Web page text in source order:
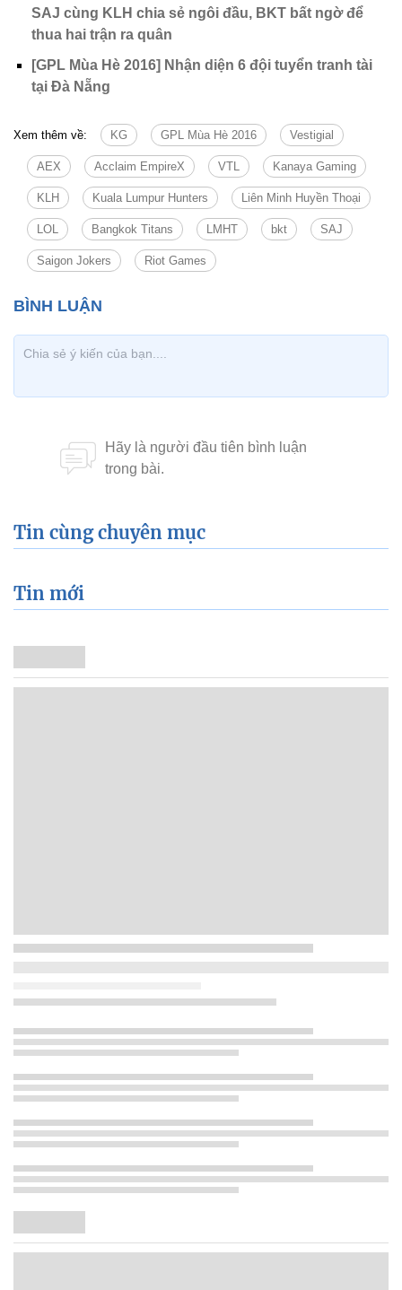
SAJ cùng KLH chia sẻ ngôi đầu, BKT bất ngờ để
thua hai trận ra quân
[GPL Mùa Hè 2016] Nhận diện 6 đội tuyển tranh tài
tại Đà Nẵng
Xem thêm về: KG GPL Mùa Hè 2016 Vestigial
AEX Acclaim EmpireX VTL Kanaya Gaming
KLH Kuala Lumpur Hunters Liên Minh Huyền Thoại
LOL Bangkok Titans LMHT bkt SAJ
Saigon Jokers Riot Games
Tin cùng chuyên mục
Tin mới